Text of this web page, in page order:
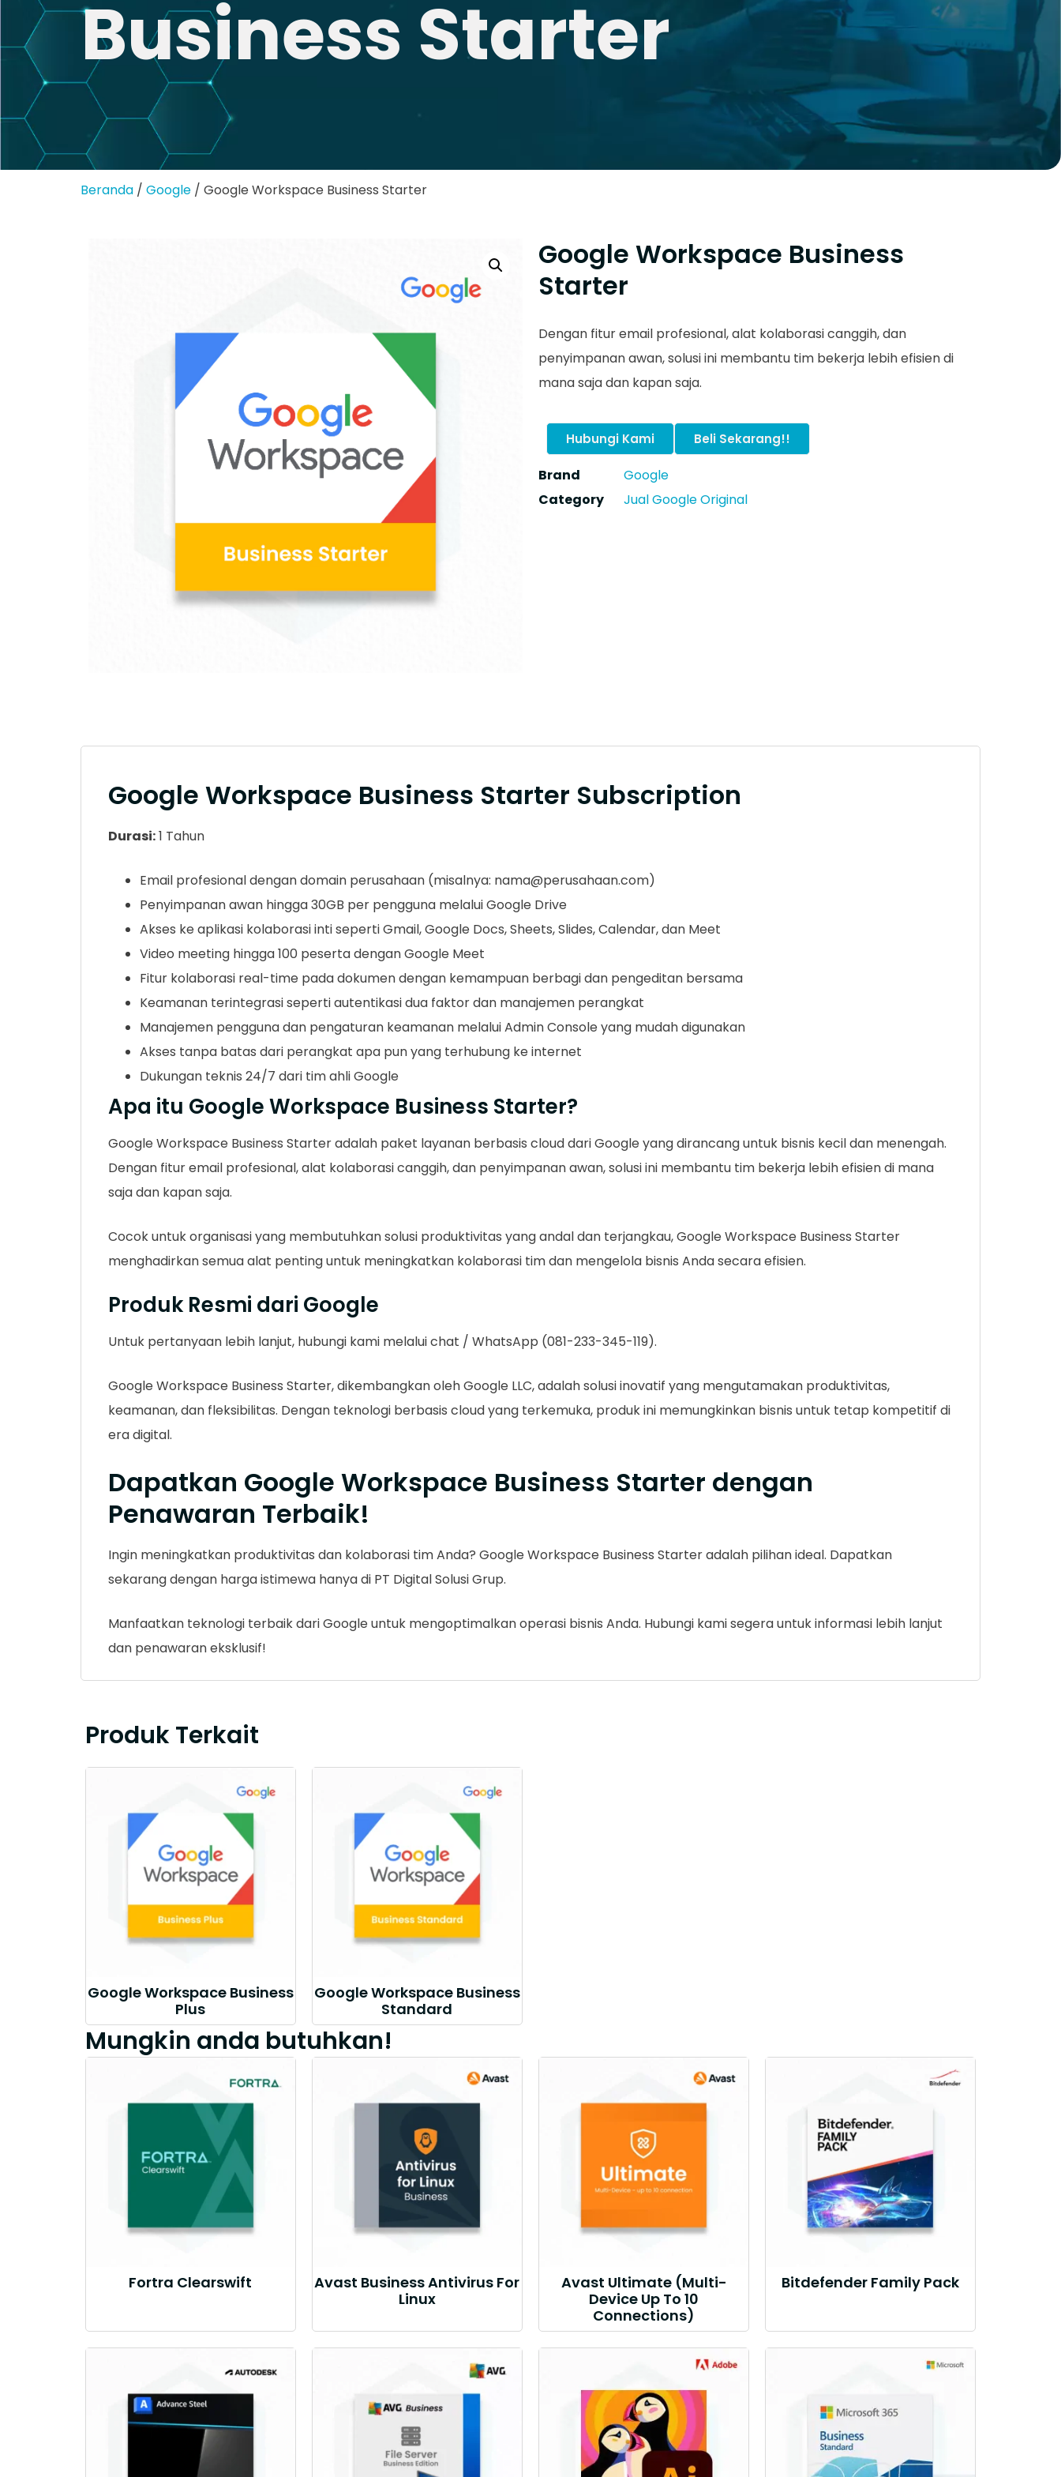
Business Starter
Beranda / Google / Google Workspace Business Starter
Google Workspace Business
Starter
Dengan fitur email profesional, alat kolaborasi canggih, dan
penyimpanan awan, solusi ini membantu tim bekerja lebih efisien di
mana saja dan kapan saja.
Hubungi Kami Beli Sekarang!!
Brand
Google
Category
Jual Google Original
Google Workspace Business Starter Subscription
Durasi:1 Tahun
Email profesional dengan domain perusahaan (misalnya: nama@perusahaan.com)
Penyimpanan awan hingga 30GB per pengguna melalui Google Drive
Akses ke aplikasi kolaborasi inti seperti Gmail, Google Docs, Sheets, Slides, Calendar, dan Meet
Video meeting hingga 100 peserta dengan Google Meet
Fitur kolaborasi real-time pada dokumen dengan kemampuan berbagi dan pengeditan bersama
Keamanan terintegrasi seperti autentikasi dua faktor dan manajemen perangkat
Manajemen pengguna dan pengaturan keamanan melalui Admin Console yang mudah digunakan
Akses tanpa batas dari perangkat apa pun yang terhubung ke internet
Dukungan teknis 24/7 dari tim ahli Google
Apa itu Google Workspace Business Starter?
Google Workspace Business Starter adalah paket layanan berbasis cloud dari Google yang dirancang untuk bisnis kecil dan menengah.
Dengan fitur email profesional, alat kolaborasi canggih, dan penyimpanan awan, solusi ini membantu tim bekerja lebih efisien di mana
saja dan kapan saja.
Cocok untuk organisasi yang membutuhkan solusi produktivitas yang andal dan terjangkau, Google Workspace Business Starter
menghadirkan semua alat penting untuk meningkatkan kolaborasi tim dan mengelola bisnis Anda secara efisien.
Produk Resmi dari Google
Untuk pertanyaan lebih lanjut, hubungi kami melalui chat / WhatsApp (081-233-345-119).
Google Workspace Business Starter, dikembangkan oleh Google LLC, adalah solusi inovatif yang mengutamakan produktivitas,
keamanan, dan fleksibilitas. Dengan teknologi berbasis cloud yang terkemuka, produk ini memungkinkan bisnis untuk tetap kompetitif di
era digital.
Dapatkan Google Workspace Business Starter dengan
Penawaran Terbaik!
Ingin meningkatkan produktivitas dan kolaborasi tim Anda? Google Workspace Business Starter adalah pilihan ideal. Dapatkan
sekarang dengan harga istimewa hanya di PT Digital Solusi Grup.
Manfaatkan teknologi terbaik dari Google untuk mengoptimalkan operasi bisnis Anda. Hubungi kami segera untuk informasi lebih lanjut
dan penawaran eksklusif!
Produk Terkait
Google Workspace Business
Plus
Google Workspace Business
Standard
Mungkin anda butuhkan!
Fortra Clearswift
Avast Business Antivirus For
Linux
Avast Ultimate (Multi-
Device Up To 10
Connections)
Bitdefender Family Pack